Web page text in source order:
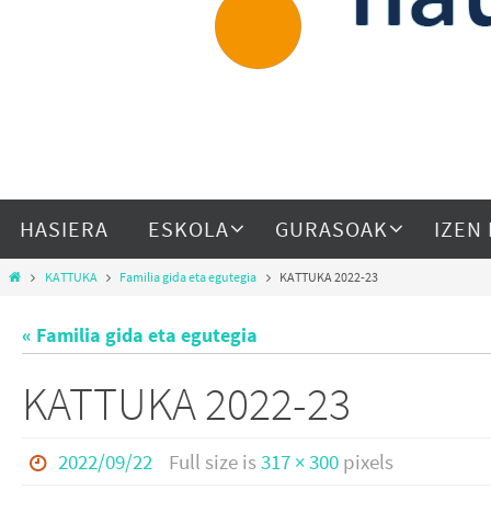
HASIERA ESKOLA GURASOAK IZEN
KATTUKA Familia gida eta egutegia KATTUKA 2022-23
« Familia gida eta egutegia
KATTUKA 2022-23
2022/09/22 Full size is317 × 300pixels